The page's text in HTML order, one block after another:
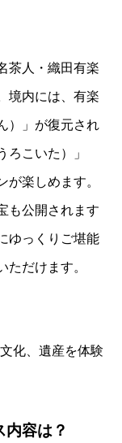
茶人・織田有楽
境内には、有楽
）」が復元され
こいた）」
が楽しめます。
も公開されます
ゆっくりご堪能
ただけます。
化、遺産を体験
容は？